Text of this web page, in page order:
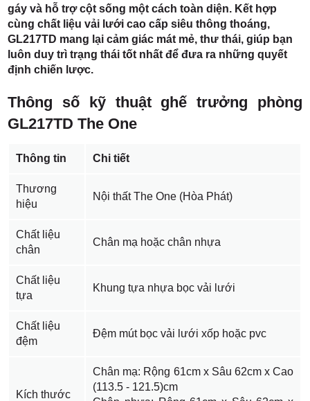
TP. HCM
gáy và hỗ trợ cột sống một cách toàn diện. Kết hợp
cùng chất liệu vải lưới cao cấp siêu thông thoáng,
GL217TD mang lại cảm giác mát mẻ, thư thái, giúp bạn
luôn duy trì trạng thái tốt nhất để đưa ra những quyết
định chiến lược.
Thông số kỹ thuật ghế trưởng phòng
GL217TD The One
Thông tin Chi tiết
Thương
hiệu
Nội thất The One (Hòa Phát)
Chất liệu
chân
Chân mạ hoặc chân nhựa
Chất liệu
tựa
Khung tựa nhựa bọc vải lưới
Chất liệu
đệm
Đệm mút bọc vải lưới xốp hoặc pvc
Kích thước
Chân mạ: Rộng 61cm x Sâu 62cm x Cao
(113.5 - 121.5)cm